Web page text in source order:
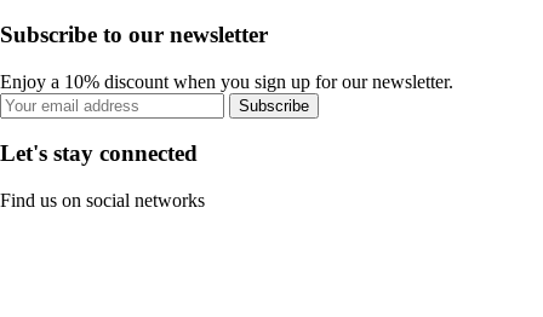
Subscribe to our newsletter
Enjoy a 10% discount when you sign up for our newsletter.
Subscribe
Let's stay connected
Find us on social networks